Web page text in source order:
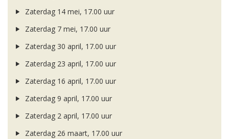
Zaterdag 14 mei, 17.00 uur
Zaterdag 7 mei, 17.00 uur
Zaterdag 30 april, 17.00 uur
Zaterdag 23 april, 17.00 uur
Zaterdag 16 april, 17.00 uur
Zaterdag 9 april, 17.00 uur
Zaterdag 2 april, 17.00 uur
Zaterdag 26 maart, 17.00 uur